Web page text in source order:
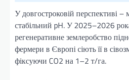
У довгостроковій перспективі –
стабільний pH. У 2025–2026
регенеративне землеробство
фермери в Європі сіють її в
фіксуючи CO2 на 1–2 т/га.